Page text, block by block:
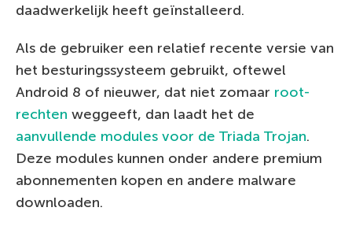
daadwerkelijk heeft geïnstalleerd.
Als de gebruiker een relatief recente versie van
het besturingssysteem gebruikt, oftewel
Android 8 of nieuwer, dat niet zomaar root-
rechten weggeeft, dan laadt het de
aanvullende modules voor de Triada Trojan.
Deze modules kunnen onder andere premium
abonnementen kopen en andere malware
downloaden.